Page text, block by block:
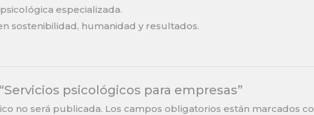
especializada.
sostenibilidad, humanidad y resultados.
psicológicos para empresas”
no será publicada. Los campos obligatorios están marcados